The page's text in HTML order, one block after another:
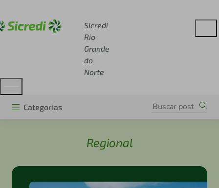
Sicredi
Rio
Grande
do
Norte
Categorias
Regional